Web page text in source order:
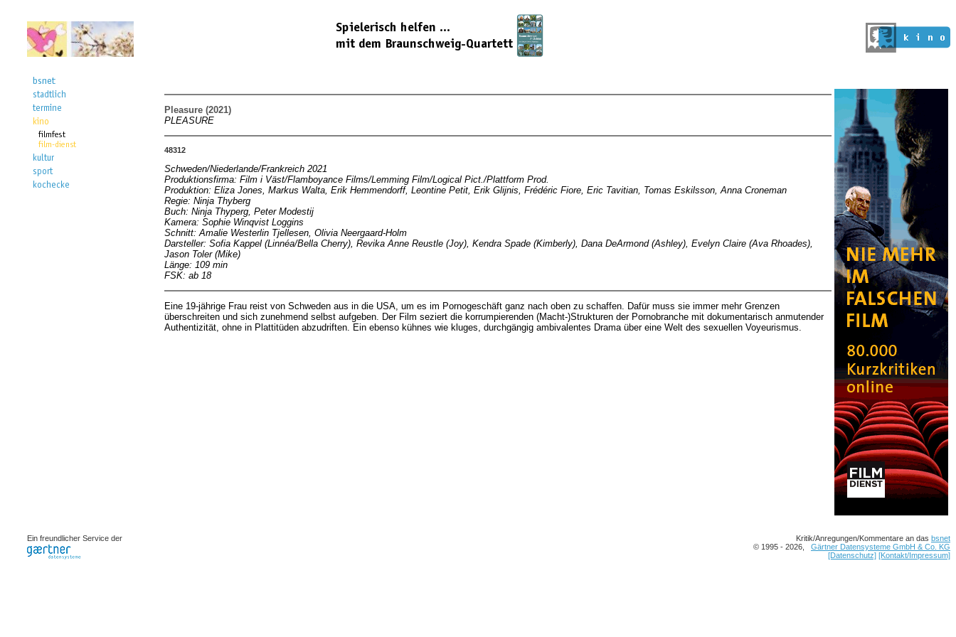
Pleasure (2021)
PLEASURE
48312
Schweden/Niederlande/Frankreich 2021
Produktionsfirma: Film i Väst/Flamboyance Films/Lemming Film/Logical Pict./Plattform Prod.
Produktion: Eliza Jones, Markus Walta, Erik Hemmendorff, Leontine Petit, Erik Glijnis, Frédéric Fiore, Eric Tavitian, Tomas Eskilsson, Anna Croneman
Regie: Ninja Thyberg
Buch: Ninja Thyperg, Peter Modestij
Kamera: Sophie Winqvist Loggins
Schnitt: Amalie Westerlin Tjellesen, Olivia Neergaard-Holm
Darsteller: Sofia Kappel (Linnéa/Bella Cherry), Revika Anne Reustle (Joy), Kendra Spade (Kimberly), Dana DeArmond (Ashley), Evelyn Claire (Ava Rhoades),
Jason Toler (Mike)
Länge: 109 min
FSK: ab 18
Eine 19-jährige Frau reist von Schweden aus in die USA, um es im Pornogeschäft ganz nach oben zu schaffen. Dafür muss sie immer mehr Grenzen
überschreiten und sich zunehmend selbst aufgeben. Der Film seziert die korrumpierenden (Macht-)Strukturen der Pornobranche mit dokumentarisch anmutender
Authentizität, ohne in Plattitüden abzudriften. Ein ebenso kühnes wie kluges, durchgängig ambivalentes Drama über eine Welt des sexuellen Voyeurismus.
Ein freundlicher Service der Kritik/Anregungen/Kommentare an das bsnet
© 1995 - 2026, Gärtner Datensysteme GmbH & Co. KG
[Datenschutz] [Kontakt/Impressum]